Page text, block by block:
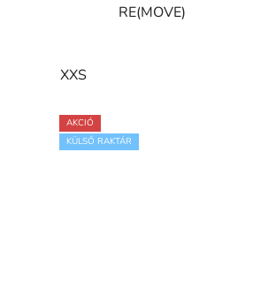
RE(MOVE)
XXS
AKCIÓ
KÜLSŐ RAKTÁR